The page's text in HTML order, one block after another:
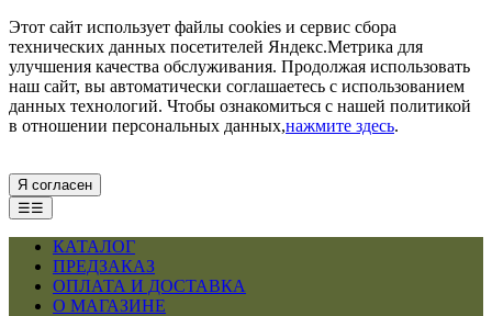
Этот сайт использует файлы cookies и сервис сбора
технических данных посетителей Яндекс.Метрика для
улучшения качества обслуживания. Продолжая использовать
наш сайт, вы автоматически соглашаетесь с использованием
данных технологий. Чтобы ознакомиться с нашей политикой
в отношении персональных данных,нажмите здесь.
Я согласен
☰☰
КАТАЛОГ
ПРЕДЗАКАЗ
ОПЛАТА И ДОСТАВКА
О МАГАЗИНЕ